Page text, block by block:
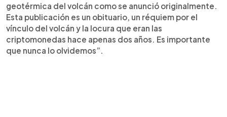
geotérmica del volcán como se anunció originalmente.
Esta publicación es un obituario, un réquiem por el
vínculo del volcán y la locura que eran las
criptomonedas hace apenas dos años. Es importante
que nunca lo olvidemos”.